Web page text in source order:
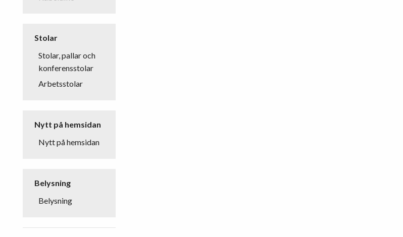
Stolar
Stolar, pallar och
konferensstolar
Arbetsstolar
Nytt på hemsidan
Nytt på hemsidan
Belysning
Belysning